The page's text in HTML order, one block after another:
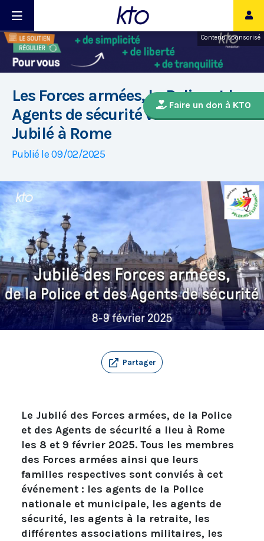
Contenu sponsorisé
Faire un don à KTO
Les Forces armées, la Police et les
Agents de sécurité vivent leur
Jubilé à Rome
Publié le 09/02/2025
Partager
Le Jubilé des Forces armées, de la Police
et des Agents de sécurité a lieu à Rome
les 8 et 9 février 2025. Tous les membres
des Forces armées ainsi que leurs
familles respectives sont conviés à cet
événement : les agents de la Police
nationale et municipale, les agents de
sécurité, les agents à la retraite, les
différentes associations militaires, les